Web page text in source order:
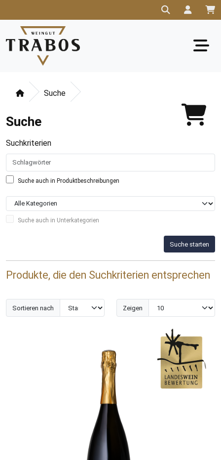
Suche
Suche
Suchkriterien
Suche auch in Produktbeschreibungen
Suche auch in Unterkategorien
Suche starten
Produkte, die den Suchkriterien entsprechen
Sortieren nach Zeigen